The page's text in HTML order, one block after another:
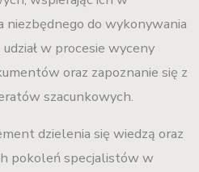
niezbędnego do wykonywania
w procesie wyceny
oraz zapoznanie się z
szacunkowych.
dzielenia się wiedzą oraz
pokoleń specjalistów w